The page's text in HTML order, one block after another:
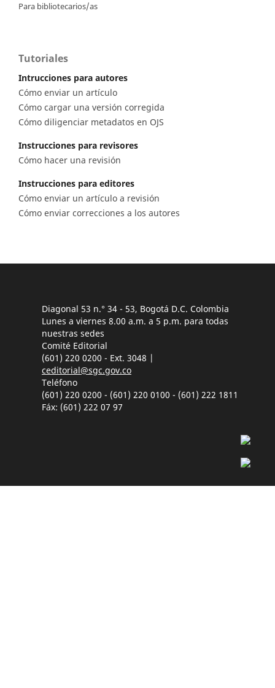
Para bibliotecarios/as
Tutoriales
Intrucciones para autores
Cómo enviar un artículo
Cómo cargar una versión corregida
Cómo diligenciar metadatos en OJS
Instrucciones para revisores
Cómo hacer una revisión
Instrucciones para editores
Cómo enviar un artículo a revisión
Cómo enviar correcciones a los autores
Diagonal 53 n.° 34 - 53, Bogotá D.C. Colombia
Lunes a viernes 8.00 a.m. a 5 p.m. para todas
nuestras sedes
Comité Editorial
(601) 220 0200 - Ext. 3048 |
ceditorial@sgc.gov.co
Teléfono
(601) 220 0200 - (601) 220 0100 - (601) 222 1811
Fáx: (601) 222 07 97